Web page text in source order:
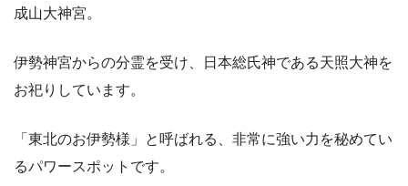
成山大神宮。
伊勢神宮からの分霊を受け、日本総氏神である天照大神を
お祀りしています。
「東北のお伊勢様」と呼ばれる、非常に強い力を秘めてい
るパワースポットです。